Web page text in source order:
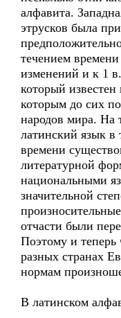
алфавита.
этрусков была
течением
изменений и к 1
который
которым до сих
народов мира. На
латинский язык в
времени
литературной
национальными
значительной
отчасти были
Поэтому и теперь
разных странах
нормам
В латинском